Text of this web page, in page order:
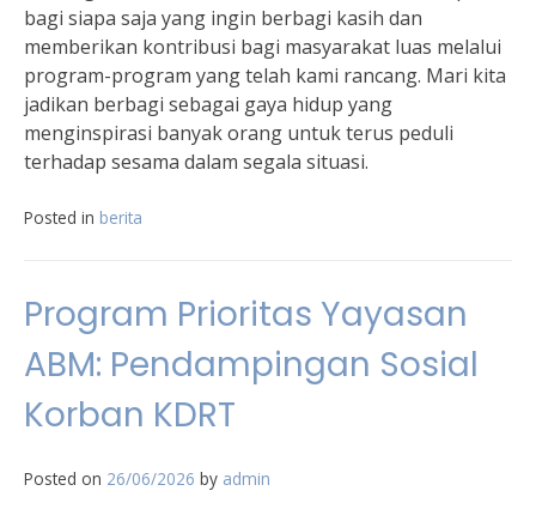
bagi siapa saja yang ingin berbagi kasih dan
memberikan kontribusi bagi masyarakat luas melalui
program-program yang telah kami rancang. Mari kita
jadikan berbagi sebagai gaya hidup yang
menginspirasi banyak orang untuk terus peduli
terhadap sesama dalam segala situasi.
Posted in berita
Program Prioritas Yayasan
ABM: Pendampingan Sosial
Korban KDRT
Posted on 26/06/2026 by admin